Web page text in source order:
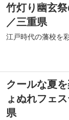
竹灯り幽玄
／三重県
江戸時代の藩校を
クールな夏
ょぬれフェ
県